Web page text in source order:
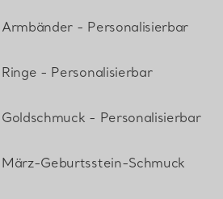
Armbänder - Personalisierbar
Ringe - Personalisierbar
Goldschmuck - Personalisierbar
März-Geburtsstein-Schmuck